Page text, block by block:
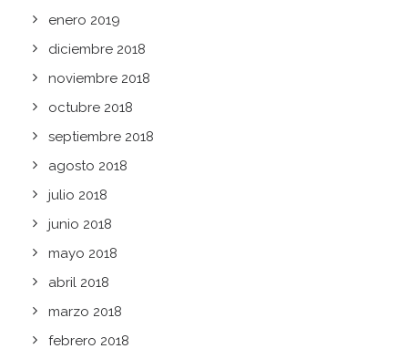
enero 2019
diciembre 2018
noviembre 2018
octubre 2018
septiembre 2018
agosto 2018
julio 2018
junio 2018
mayo 2018
abril 2018
marzo 2018
febrero 2018